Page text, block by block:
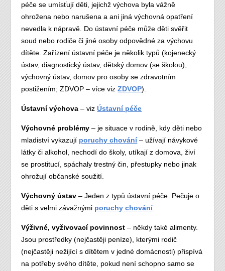
péče se umísťují děti, jejichž výchova byla vážně
ohrožena nebo narušena a ani jiná výchovná opatření
nevedla k nápravě. Do ústavní péče může děti svěřit
soud nebo rodiče či jiné osoby odpovědné za výchovu
dítěte. Zařízení ústavní péče je několik typů (kojenecký
ústav, diagnostický ústav, dětský domov (se školou),
výchovný ústav, domov pro osoby se zdravotním
postižením; ZDVOP – více vizZDVOP).
Ústavní výchova – vizÚstavní péče
Výchovné problémy – je situace v rodině, kdy děti nebo
mladiství vykazují poruchy chování– užívají návykové
látky či alkohol, nechodí do školy, utíkají z domova, živí
se prostitucí, spáchaly trestný čin, přestupky nebo jinak
ohrožují občanské soužití.
Výchovný ústav – Jeden z typů ústavní péče. Pečuje o
děti s velmi závažnými poruchy chování.
Výživné, vyživovací povinnost – někdy také alimenty.
Jsou prostředky (nejčastěji peníze), kterými rodič
(nejčastěji nežijící s dítětem v jedné domácnosti) přispívá
na potřeby svého dítěte, pokud není schopno samo se